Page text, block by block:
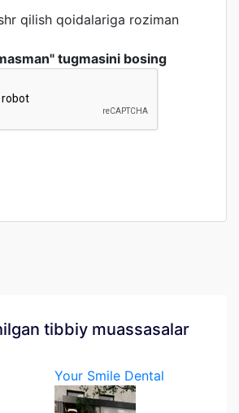
qilish qoidalariga roziman
tugmasini bosing
tibbiy muassasalar
Your Smile Dental